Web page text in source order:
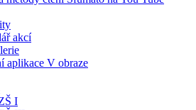
akcí
aplikace V obraze
I